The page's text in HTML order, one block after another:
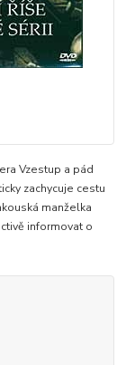
Vzestup a pád
zachycuje cestu
manželka
informovat o